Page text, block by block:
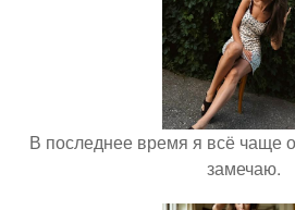
В последнее время я всё чаще
замечаю.